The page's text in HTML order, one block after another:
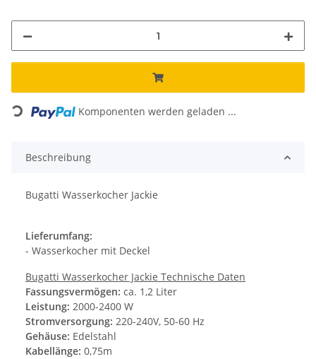
Loading... Komponenten werden geladen ...
Beschreibung
Bugatti Wasserkocher Jackie
Lieferumfang:
- Wasserkocher mit Deckel
Bugatti Wasserkocher Jackie Technische Daten
Fassungsvermögen: ca. 1,2 Liter
Leistung: 2000-2400 W
Stromversorgung: 220-240V, 50-60 Hz
Gehäuse: Edelstahl
Kabellänge: 0,75m